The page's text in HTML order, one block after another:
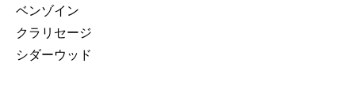
ベンゾイン
クラリセージ
シダーウッド